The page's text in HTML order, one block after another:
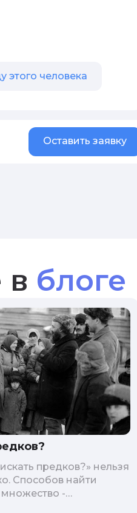
этого человека
Оставить заявку
в
предков?» нельзя
Способов найти
-